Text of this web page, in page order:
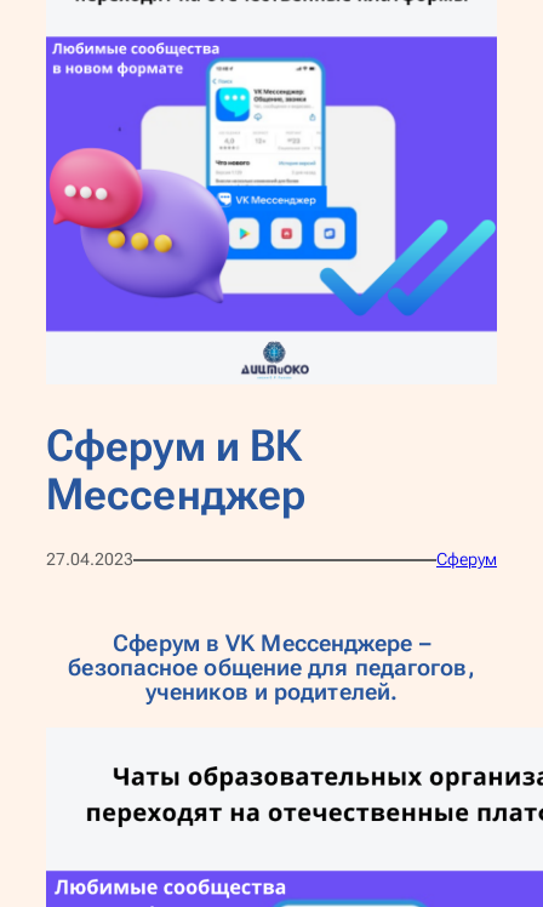
Сферум и ВК
Мессенджер
27.04.2023 Сферум
Сферум в VK Мессенджере –
безопасное общение для педагогов,
учеников и родителей.